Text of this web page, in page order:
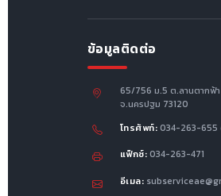
ข้อมูลติดต่อ
65/756 ม.5 ต.ลานตากฟ้
จ.นครปฐม 73120
โทรศัพท์: 034-263-655
แฟ็กซ์: 034-263-471
อีเมล: